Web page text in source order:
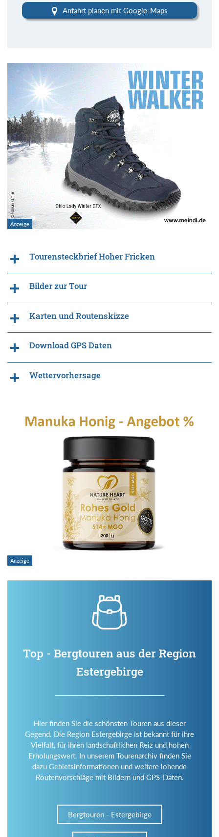
Anfahrt planen mit Google-Maps
Tourensteckbrief Hoher Fricken
Bilder zur Tour
Karten und Routenskizze
Download GPS Daten
Wettervorhersage
Top - Bergtouren aus der Region
Estergebirge
Hier finden Sie die schönsten Touren aus dieser
Gegend. Die Region Estergebirge ist bekannt für ihre
Vielfalt, für ihren landschaftlichen Reiz und hohen
Erholungswert. In unserem Tourenarchiv finden Sie
dazu Gebietsinformationen und weitere lohende
Routenvorschläge mit Bildern und GPS-Daten.
Bergtouren - Estergebirge